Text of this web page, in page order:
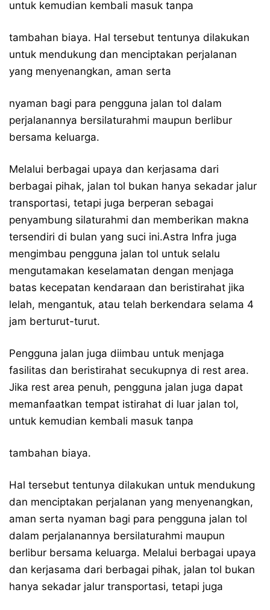
untuk kemudian kembali masuk tanpa
tambahan biaya. Hal tersebut tentunya dilakukan
untuk mendukung dan menciptakan perjalanan
yang menyenangkan, aman serta
nyaman bagi para pengguna jalan tol dalam
perjalanannya bersilaturahmi maupun berlibur
bersama keluarga.
Melalui berbagai upaya dan kerjasama dari
berbagai pihak, jalan tol bukan hanya sekadar jalur
transportasi, tetapi juga berperan sebagai
penyambung silaturahmi dan memberikan makna
tersendiri di bulan yang suci ini.Astra Infra juga
mengimbau pengguna jalan tol untuk selalu
mengutamakan keselamatan dengan menjaga
batas kecepatan kendaraan dan beristirahat jika
lelah, mengantuk, atau telah berkendara selama 4
jam berturut-turut.
Pengguna jalan juga diimbau untuk menjaga
fasilitas dan beristirahat secukupnya di rest area.
Jika rest area penuh, pengguna jalan juga dapat
memanfaatkan tempat istirahat di luar jalan tol,
untuk kemudian kembali masuk tanpa
tambahan biaya.
Hal tersebut tentunya dilakukan untuk mendukung
dan menciptakan perjalanan yang menyenangkan,
aman serta nyaman bagi para pengguna jalan tol
dalam perjalanannya bersilaturahmi maupun
berlibur bersama keluarga. Melalui berbagai upaya
dan kerjasama dari berbagai pihak, jalan tol bukan
hanya sekadar jalur transportasi, tetapi juga